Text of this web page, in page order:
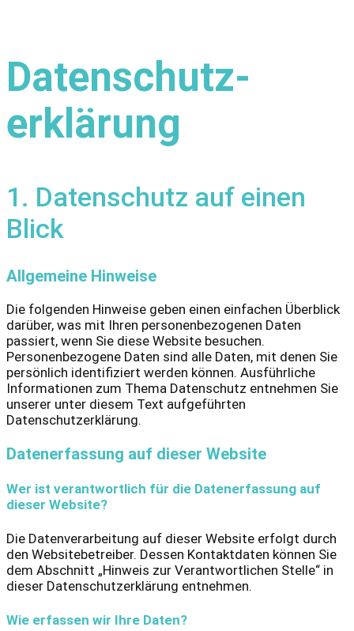
Datenschutz­
erklärung
1. Datenschutz auf einen
Blick
Allgemeine Hinweise
Die folgenden Hinweise geben einen einfachen Überblick
darüber, was mit Ihren personenbezogenen Daten
passiert, wenn Sie diese Website besuchen.
Personenbezogene Daten sind alle Daten, mit denen Sie
persönlich identifiziert werden können. Ausführliche
Informationen zum Thema Datenschutz entnehmen Sie
unserer unter diesem Text aufgeführten
Datenschutzerklärung.
Datenerfassung auf dieser Website
Wer ist verantwortlich für die Datenerfassung auf
dieser Website?
Die Datenverarbeitung auf dieser Website erfolgt durch
den Websitebetreiber. Dessen Kontaktdaten können Sie
dem Abschnitt „Hinweis zur Verantwortlichen Stelle“ in
dieser Datenschutzerklärung entnehmen.
Wie erfassen wir Ihre Daten?